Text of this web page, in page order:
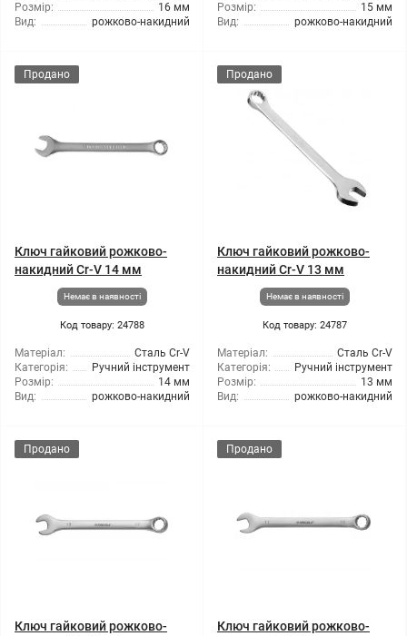
Розмір:
16 мм
Вид:
рожково-накидний
Розмір:
15 мм
Вид:
рожково-накидний
Продано
Ключ гайковий рожково-
накидний Cr-V 14 мм
Немає в наявності
Код товару: 24788
Матеріал:
Сталь Cr-V
Категорія:
Ручний інструмент
Розмір:
14 мм
Вид:
рожково-накидний
Продано
Ключ гайковий рожково-
накидний Cr-V 13 мм
Немає в наявності
Код товару: 24787
Матеріал:
Сталь Cr-V
Категорія:
Ручний інструмент
Розмір:
13 мм
Вид:
рожково-накидний
Продано
Ключ гайковий рожково-
Продано
Ключ гайковий рожково-